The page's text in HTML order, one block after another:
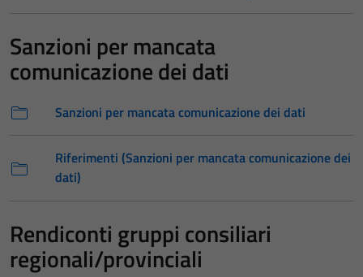
Sanzioni per mancata
comunicazione dei dati
Sanzioni per mancata comunicazione dei dati
Riferimenti (Sanzioni per mancata comunicazione dei
dati)
Rendiconti gruppi consiliari
regionali/provinciali